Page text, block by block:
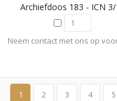
Archiefdoos 183 - ICN 3/
Neem contact met ons op
1 2 3 4 5